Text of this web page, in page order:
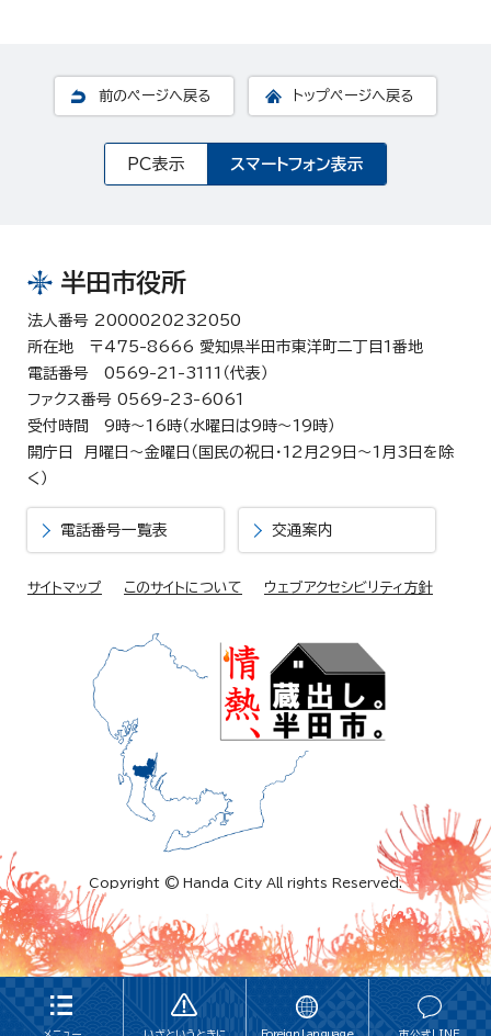
前のページへ戻る トップページへ戻る
PC表示 スマートフォン表示
半田市役所
法人番号 2000020232050
所在地 〒475-8666 愛知県半田市東洋町二丁目1番地
電話番号 0569-21-3111（代表）
ファクス番号 0569-23-6061
受付時間 9時～16時（水曜日は9時～19時）
開庁日 月曜日～金曜日（国民の祝日・12月29日～1月3日を除
く）
電話番号一覧表 交通案内
サイトマップ このサイトについて ウェブアクセシビリティ方針
Copyright © Handa City All rights Reserved.